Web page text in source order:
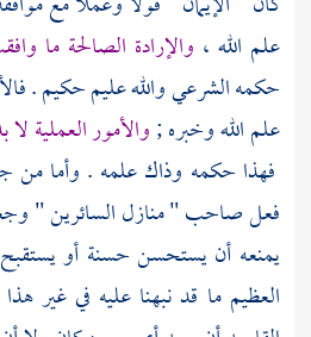
علم الله ، والإرادة الصالحة ما
حكمه الشرعي والله عليم حكيم .
علم الله وخبره ;والأمور العملية
فهذا حكمه وذاك علمه . وأما من
فعل صاحب " منازل السائرين "
يمنعه أن يستحسن حسنة أو
العظيم ما قد نبهنا عليه في غير